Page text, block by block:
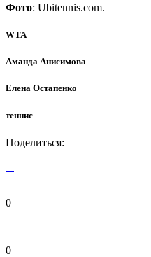
Фото: Ubitennis.com.
WTA
Аманда Анисимова
Елена Остапенко
теннис
Поделиться:
0
0